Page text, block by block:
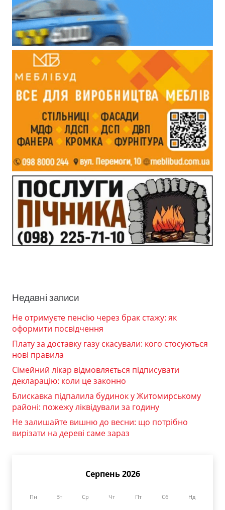
Недавні записи
Не отримуєте пенсію через брак стажу: як
оформити посвідчення
Плату за доставку газу скасували: кого стосуються
нові правила
Сімейний лікар відмовляється підписувати
декларацію: коли це законно
Блискавка підпалила будинок у Житомирському
районі: пожежу ліквідували за годину
Не залишайте вишню до весни: що потрібно
вирізати на дереві саме зараз
Серпень 2026
Пн Вт Ср Чт Пт Сб Нд